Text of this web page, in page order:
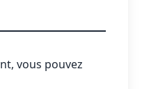
vous pouvez